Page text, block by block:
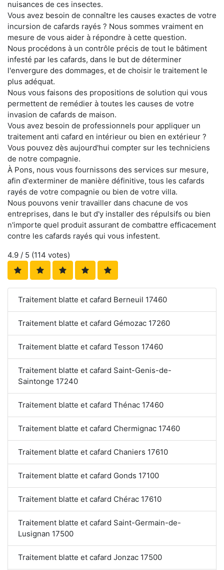
nuisances de ces insectes.
Vous avez besoin de connaître les causes exactes de votre
incursion de cafards rayés ? Nous sommes vraiment en
mesure de vous aider à répondre à cette question.
Nous procédons à un contrôle précis de tout le bâtiment
infesté par les cafards, dans le but de déterminer
l'envergure des dommages, et de choisir le traitement le
plus adéquat.
Nous vous faisons des propositions de solution qui vous
permettent de remédier à toutes les causes de votre
invasion de cafards de maison.
Vous avez besoin de professionnels pour appliquer un
traitement anti cafard en intérieur ou bien en extérieur ?
Vous pouvez dès aujourd'hui compter sur les techniciens
de notre compagnie.
À Pons, nous vous fournissons des services sur mesure,
afin d'exterminer de manière définitive, tous les cafards
rayés de votre compagnie ou bien de votre villa.
Nous pouvons venir travailler dans chacune de vos
entreprises, dans le but d'y installer des répulsifs ou bien
n'importe quel produit assurant de combattre efficacement
contre les cafards rayés qui vous infestent.
4.9 / 5 (114 votes)
Traitement blatte et cafard Berneuil 17460
Traitement blatte et cafard Gémozac 17260
Traitement blatte et cafard Tesson 17460
Traitement blatte et cafard Saint-Genis-de-
Saintonge 17240
Traitement blatte et cafard Thénac 17460
Traitement blatte et cafard Chermignac 17460
Traitement blatte et cafard Chaniers 17610
Traitement blatte et cafard Gonds 17100
Traitement blatte et cafard Chérac 17610
Traitement blatte et cafard Saint-Germain-de-
Lusignan 17500
Traitement blatte et cafard Jonzac 17500